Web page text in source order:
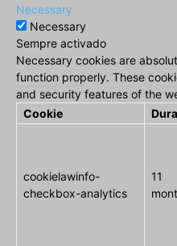
Necessary
Necessary
Sempre activado
Necessary cookies are
function properly. These
and security features of the
Cookie
cookielawinfo-
checkbox-analytics
11